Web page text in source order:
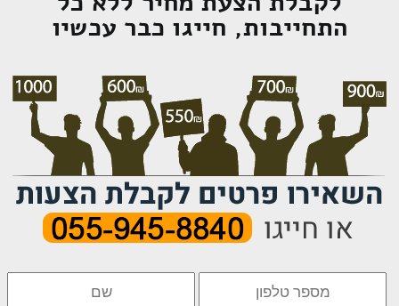
התחייבות, חייגו כבר עכשיו